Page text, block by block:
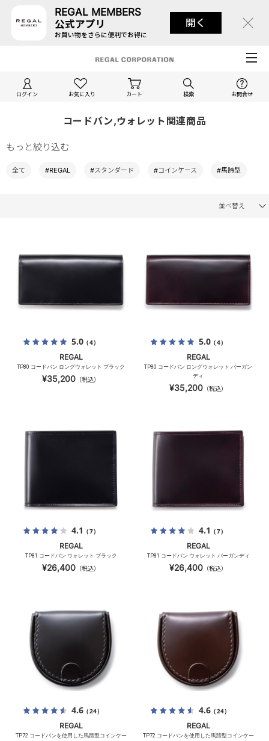
REGAL MEMBERS
公式アプリ
お買い物をさらに便利でお得に
開く
ログイン お気に入り カート 検索 お問合せ
コードバン,ウォレット関連商品
もっと絞り込む
全て #REGAL #スタンダード #コインケース #馬蹄型
並べ替え
5.0（4）
REGAL
TP80 コードバン ロングウォレット ブラック
¥35,200 （税込）
5.0（4）
REGAL
TP80 コードバン ロングウォレット バーガン
ディ
¥35,200 （税込）
4.1 （7）
REGAL
TP81 コードバン ウォレット ブラック
¥26,400 （税込）
4.1 （7）
REGAL
TP81 コードバン ウォレット バーガンディ
¥26,400 （税込）
4.6（24）
REGAL
TP72 コードバンを使用した馬蹄型コインケー
4.6（24）
REGAL
TP72 コードバンを使用した馬蹄型コインケー